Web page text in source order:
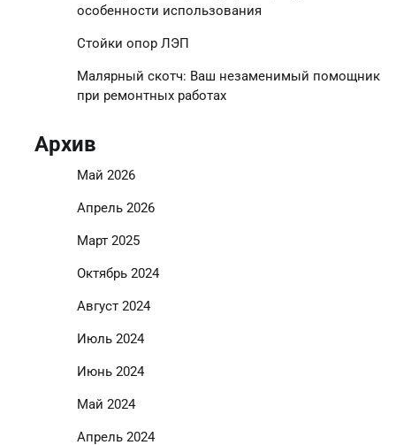
особенности использования
Стойки опор ЛЭП
Малярный скотч: Ваш незаменимый помощник
при ремонтных работах
Архив
Май 2026
Апрель 2026
Март 2025
Октябрь 2024
Август 2024
Июль 2024
Июнь 2024
Май 2024
Апрель 2024